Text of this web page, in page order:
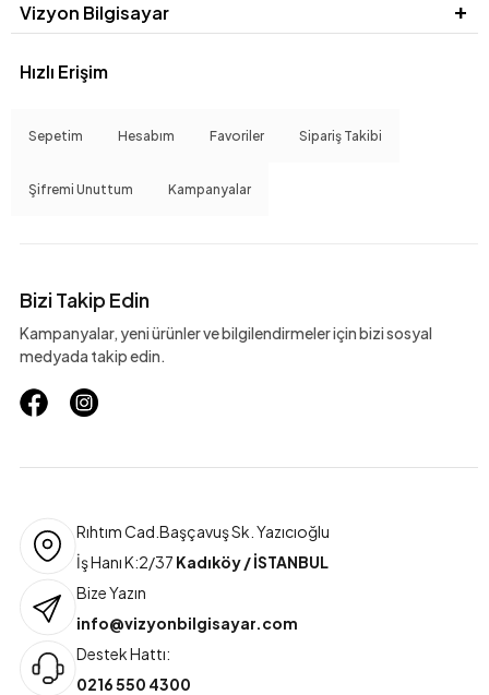
Vizyon Bilgisayar
Hızlı Erişim
Sepetim Hesabım Favoriler Sipariş Takibi
Şifremi Unuttum Kampanyalar
Bizi Takip Edin
Kampanyalar, yeni ürünler ve bilgilendirmeler için bizi sosyal
medyada takip edin.
Rıhtım Cad.Başçavuş Sk. Yazıcıoğlu
İş Hanı K:2/37 Kadıköy / İSTANBUL
Bize Yazın
info@vizyonbilgisayar.com
Destek Hattı:
0216 550 4300